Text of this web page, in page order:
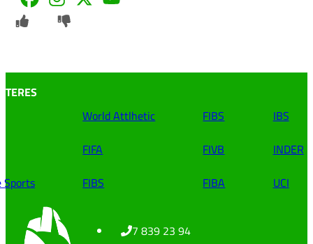
7 839 23 94
Sports
World Attlhetic
FIFA
FIBS
FIBS
FIVB
FIBA
IBS
INDER
UCI